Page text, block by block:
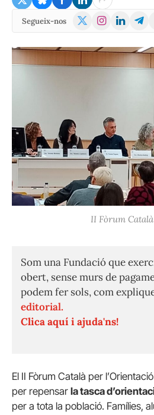
Segueix-nos
X
Instagram
LinkedIn
II Fòrum
Som una Fundació que
obert, sense murs de
podem fer sols, com
editorial.
Clica aquí i ajuda'ns!
El II Fòrum Català per
per repensar la tasca
per a tota la població. Famílies,